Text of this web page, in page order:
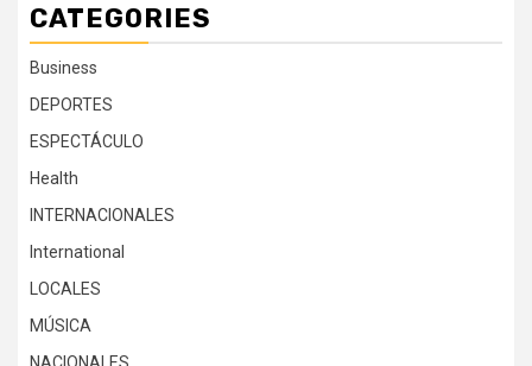
CATEGORIES
Business
DEPORTES
ESPECTÁCULO
Health
INTERNACIONALES
International
LOCALES
MÚSICA